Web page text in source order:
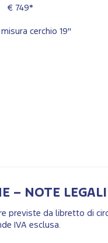
€ 749*
misura cerchio 19"
– NOTE LEGALI
previste da libretto di
IVA esclusa.